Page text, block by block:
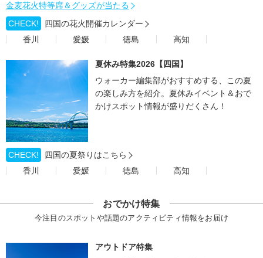
金麦花火特等席＆グッズが当たる
CHECK!
四国の花火開催カレンダー
香川
愛媛 徳島 高知
夏休み特集2026【四国】
ウォーカー編集部がおすすめする、この夏
の楽しみ方を紹介。夏休みイベント＆おで
かけスポット情報が盛りだくさん！
CHECK!
四国の夏祭りはこちら
香川
愛媛 徳島 高知
おでかけ特集
今注目のスポットや話題のアクティビティ情報をお届け
アウトドア特集